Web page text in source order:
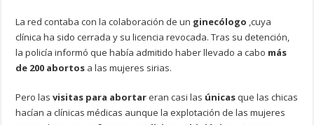
La red contaba con la colaboración de un ginecólogo ,cuya
clínica ha sido cerrada y su licencia revocada. Tras su detención,
la policía informó que había admitido haber llevado a cabo más
de 200 abortos a las mujeres sirias.
Pero lasvisitas para abortareran casi las únicasque las chicas
hacían a clínicas médicas aunque la explotación de las mujeres